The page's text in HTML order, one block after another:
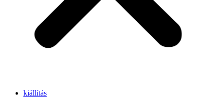
kiállítás